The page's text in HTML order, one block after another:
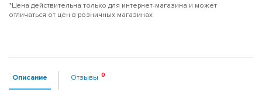
*Цена действительна только для интернет-магазина и может
отличаться от цен в розничных магазинах
Описание Отзывы